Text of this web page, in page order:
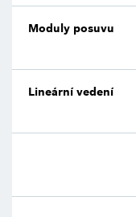
Moduly posuvu
Lineární vedení